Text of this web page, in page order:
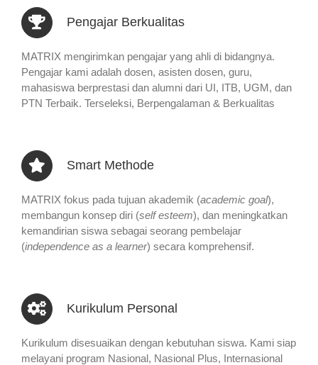
Pengajar Berkualitas
MATRIX mengirimkan pengajar yang ahli di bidangnya.
Pengajar kami adalah dosen, asisten dosen, guru,
mahasiswa berprestasi dan alumni dari UI, ITB, UGM, dan
PTN Terbaik. Terseleksi, Berpengalaman & Berkualitas
Smart Methode
MATRIX fokus pada tujuan akademik (academic goal),
membangun konsep diri (self esteem), dan meningkatkan
kemandirian siswa sebagai seorang pembelajar
(independence as a learner) secara komprehensif.
Kurikulum Personal
Kurikulum disesuaikan dengan kebutuhan siswa. Kami siap
melayani program Nasional, Nasional Plus, Internasional